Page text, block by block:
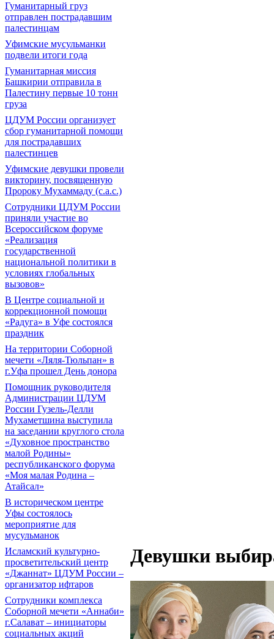
Гуманитарный груз
отправлен пострадавшим
палестинцам
Уфимские мусульманки
подвели итоги года
Гуманитарная миссия
Башкирии отправила в
Палестину первые 10 тонн
груза
ЦДУМ России организует
сбор гуманитарной помощи
для пострадавших
палестинцев
Уфимские девушки провели
викторину, посвященную
Пророку Мухаммаду (с.а.с.)
Сотрудники ЦДУМ России
приняли участие во
Всероссийском форуме
«Реализация
государственной
национальной политики в
условиях глобальных
вызовов»
В Центре социальной и
коррекционной помощи
«Радуга» в Уфе состоялся
праздник
На территории Соборной
мечети «Ляля-Тюльпан» в
г.Уфа прошел День донора
Помощник руководителя
Администрации ЦДУМ
России Гузель-Делли
Мухаметшина выступила
на заседании круглого стола
«Духовное пространство
малой Родины»
республиканского форума
«Моя малая Родина –
Атайсал»
В историческом центре
Уфы состоялось
мероприятие для
мусульманок
Исламский культурно-
просветительский центр
«Джаннат» ЦДУМ России –
организатор ифтаров
Сотрудники комплекса
Соборной мечети «Аннаби»
г.Салават – инициаторы
социальных акций
Девушки